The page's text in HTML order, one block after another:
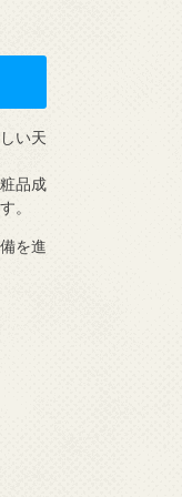
い天
品成
。
を進